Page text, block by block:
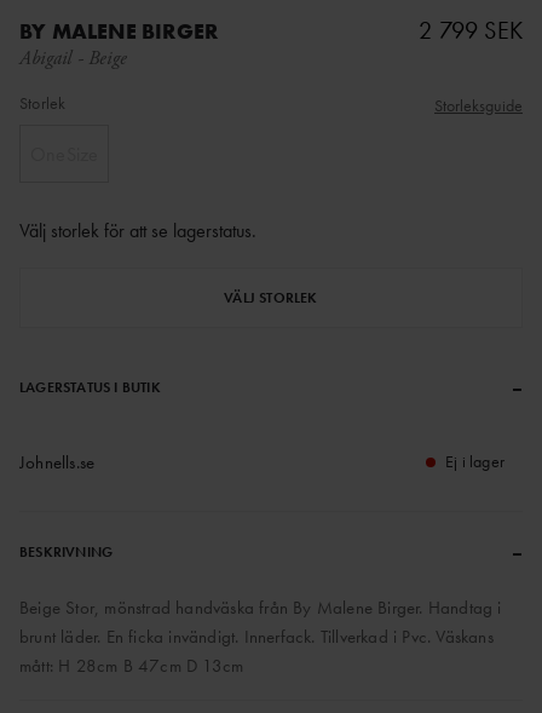
BY MALENE BIRGER
Abigail - Beige
2 799 SEK
Storlek Storleksguide
Välj storlek för att se lagerstatus.
VÄLJ STORLEK
LAGERSTATUS I BUTIK –
Johnells.se Ej i lager
BESKRIVNING –
Beige Stor, mönstrad handväska från By Malene Birger. Handtag i
brunt läder. En ficka invändigt. Innerfack. Tillverkad i Pvc. Väskans
mått: H 28cm B 47cm D 13cm